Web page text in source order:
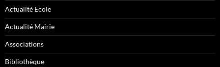
Actualité Ecole
Actualité Mairie
Associations
Bibliothèque